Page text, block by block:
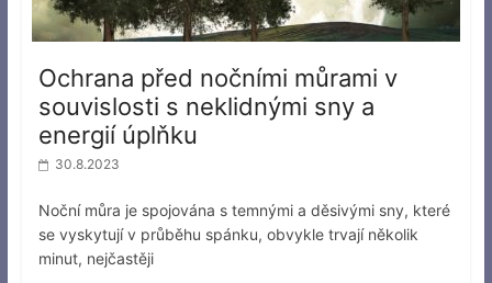
Ochrana před nočními můrami v
souvislosti s neklidnými sny a
energií úplňku
30.8.2023
Noční můra je spojována s temnými a děsivými sny, které
se vyskytují v průběhu spánku, obvykle trvají několik
minut, nejčastěji